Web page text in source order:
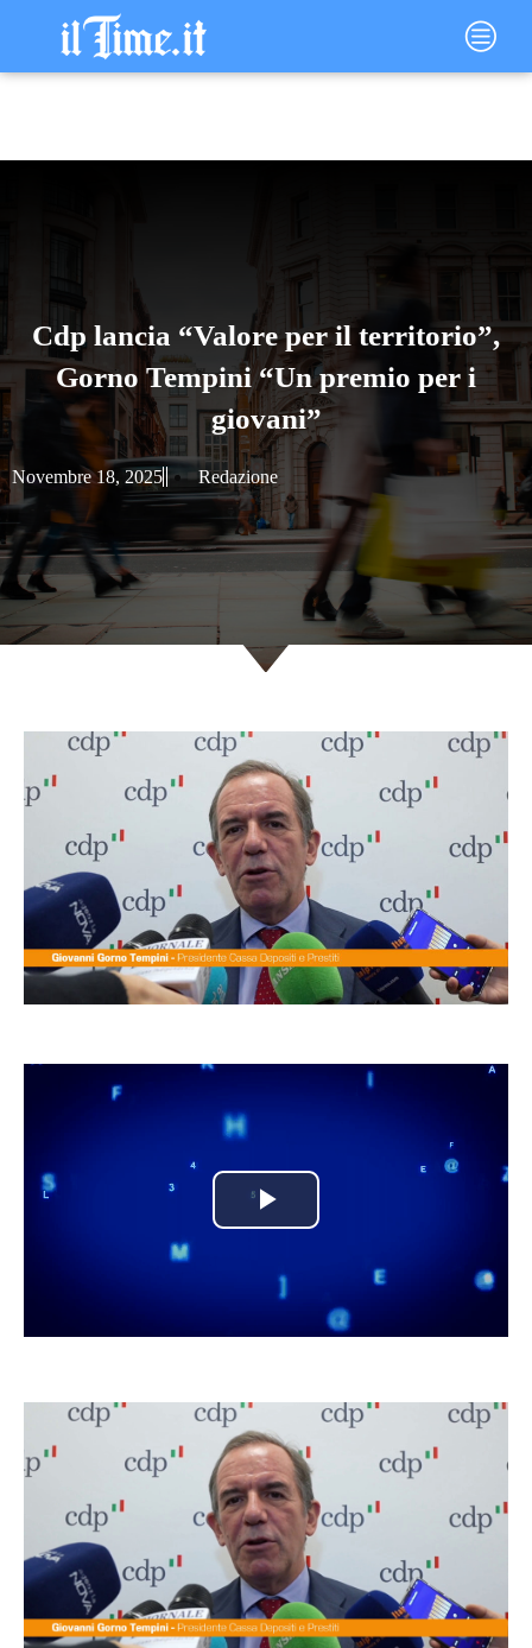
contenuto
Main
Menu
Cdp lancia “Valore per il territorio”,
Gorno Tempini “Un premio per i
giovani”
Novembre 18, 2025 Redazione
Play
Video